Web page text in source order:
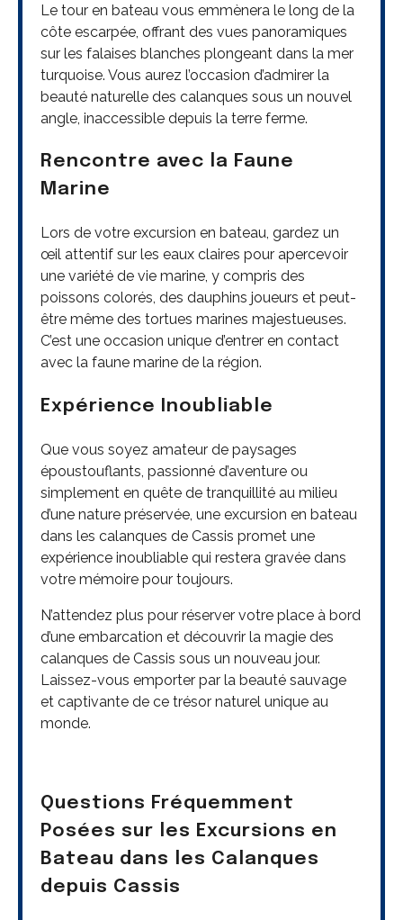
Le tour en bateau vous emmènera le long de la
côte escarpée, offrant des vues panoramiques
sur les falaises blanches plongeant dans la mer
turquoise. Vous aurez l’occasion d’admirer la
beauté naturelle des calanques sous un nouvel
angle, inaccessible depuis la terre ferme.
Rencontre avec la Faune
Marine
Lors de votre excursion en bateau, gardez un
œil attentif sur les eaux claires pour apercevoir
une variété de vie marine, y compris des
poissons colorés, des dauphins joueurs et peut-
être même des tortues marines majestueuses.
C’est une occasion unique d’entrer en contact
avec la faune marine de la région.
Expérience Inoubliable
Que vous soyez amateur de paysages
époustouflants, passionné d’aventure ou
simplement en quête de tranquillité au milieu
d’une nature préservée, une excursion en bateau
dans les calanques de Cassis promet une
expérience inoubliable qui restera gravée dans
votre mémoire pour toujours.
N’attendez plus pour réserver votre place à bord
d’une embarcation et découvrir la magie des
calanques de Cassis sous un nouveau jour.
Laissez-vous emporter par la beauté sauvage
et captivante de ce trésor naturel unique au
monde.
Questions Fréquemment
Posées sur les Excursions en
Bateau dans les Calanques
depuis Cassis